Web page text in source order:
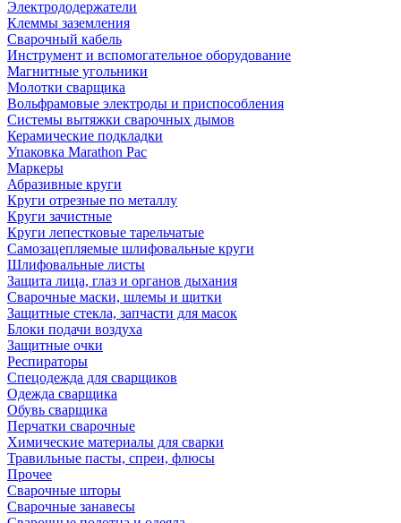
Электрододержатели
Клеммы заземления
Сварочный кабель
Инструмент и вспомогательное оборудование
Магнитные угольники
Молотки сварщика
Вольфрамовые электроды и приспособления
Системы вытяжки сварочных дымов
Керамические подкладки
Упаковка Marathon Pac
Маркеры
Абразивные круги
Круги отрезные по металлу
Круги зачистные
Круги лепестковые тарельчатые
Самозацепляемые шлифовальные круги
Шлифовальные листы
Защита лица, глаз и органов дыхания
Сварочные маски, шлемы и щитки
Защитные стекла, запчасти для масок
Блоки подачи воздуха
Защитные очки
Респираторы
Спецодежда для сварщиков
Одежда сварщика
Обувь сварщика
Перчатки сварочные
Химические материалы для сварки
Травильные пасты, спреи, флюсы
Прочее
Сварочные шторы
Сварочные занавесы